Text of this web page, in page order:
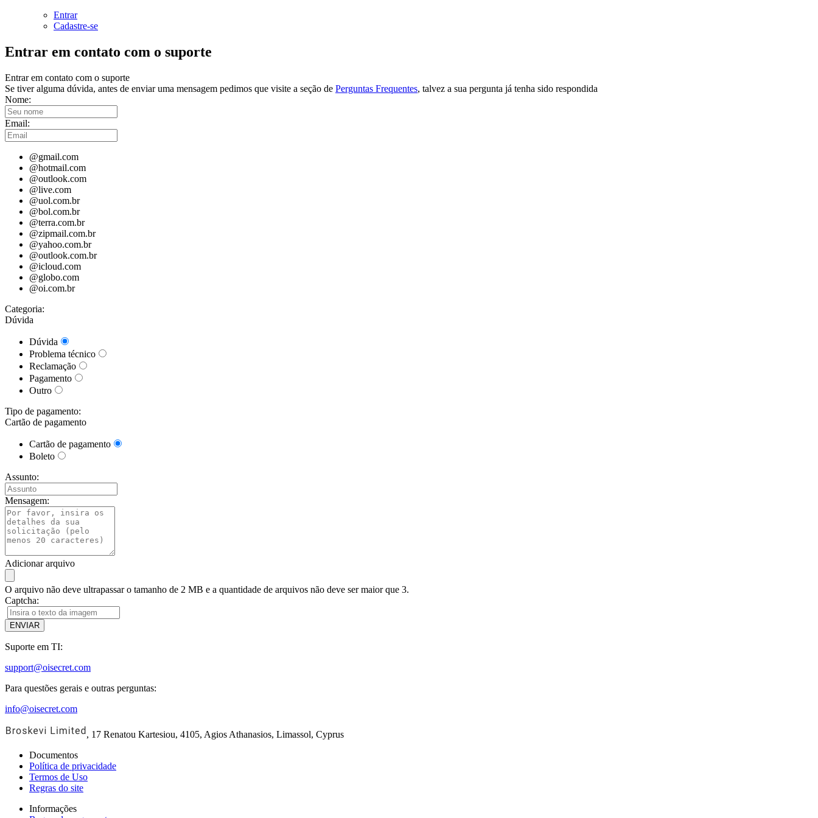
Entrar
Cadastre-se
Entrar em contato com o suporte
Entrar em contato com o suporte
Se tiver alguma dúvida, antes de enviar uma mensagem pedimos que visite a seção de Perguntas Frequentes, talvez a sua pergunta já tenha sido respondida
Nome:
Email:
@gmail.com
@hotmail.com
@outlook.com
@live.com
@uol.com.br
@bol.com.br
@terra.com.br
@zipmail.com.br
@yahoo.com.br
@outlook.com.br
@icloud.com
@globo.com
@oi.com.br
Categoria:
Dúvida
Dúvida
Problema técnico
Reclamação
Pagamento
Outro
Tipo de pagamento:
Cartão de pagamento
Cartão de pagamento
Boleto
Assunto:
Mensagem:
Adicionar arquivo
O arquivo não deve ultrapassar o tamanho de 2 MB e a quantidade de arquivos não deve ser maior que 3.
Captcha:
ENVIAR
Suporte em TI:
support@oisecret.com
Para questões gerais e outras perguntas:
info@oisecret.com
, 17 Renatou Kartesiou, 4105, Agios Athanasios, Limassol, Cyprus
Documentos
Política de privacidade
Termos de Uso
Regras do site
Informações